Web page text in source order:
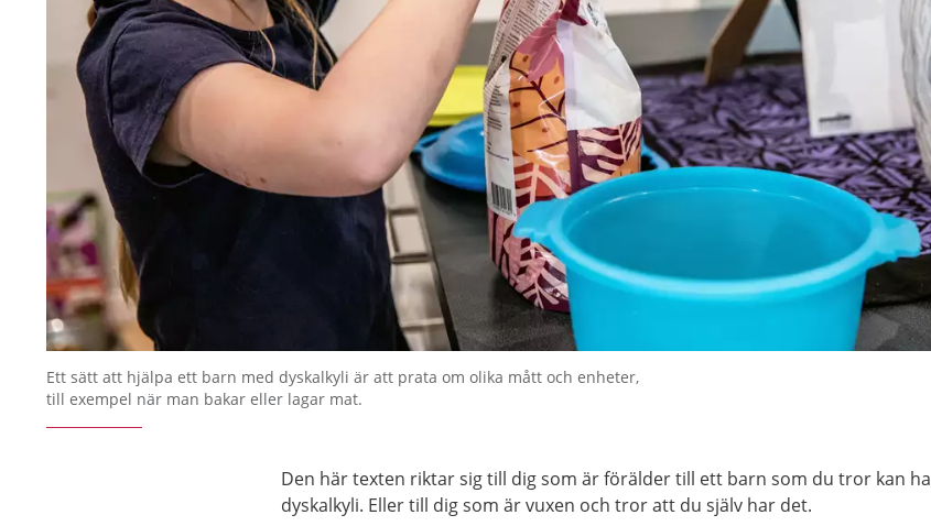
Ett sätt att hjälpa ett barn med dyskalkyli är att prata om olika mått och enheter,
till exempel när man bakar eller lagar mat.
Den här texten riktar sig till dig som är förälder till ett barn som du tror kan ha
dyskalkyli. Eller till dig som är vuxen och tror att du själv har det.